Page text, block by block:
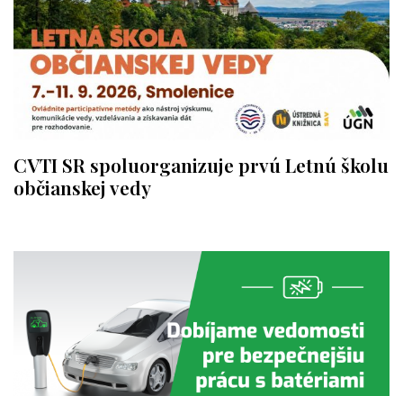
CVTI SR spoluorganizuje prvú Letnú školu
občianskej vedy